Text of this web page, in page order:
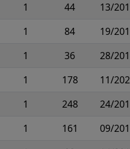
1 44
13/
1 84
19/
1 36
28/
1 178
11/
1 248
24/
1 161
09/